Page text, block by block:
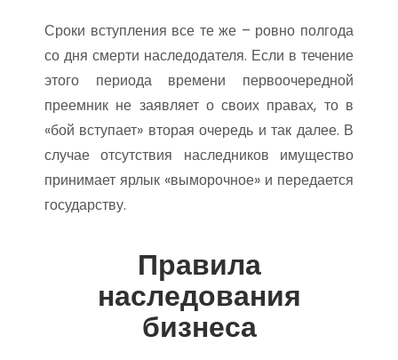
Сроки вступления все те же – ровно полгода
со дня смерти наследодателя. Если в течение
этого периода времени первоочередной
преемник не заявляет о своих правах, то в
«бой вступает» вторая очередь и так далее. В
случае отсутствия наследников имущество
принимает ярлык «выморочное» и передается
государству.
Правила
наследования
бизнеса